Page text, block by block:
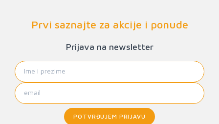
Prvi saznajte za akcije i ponude
Prijava na newsletter
POTVRĐUJEM PRIJAVU